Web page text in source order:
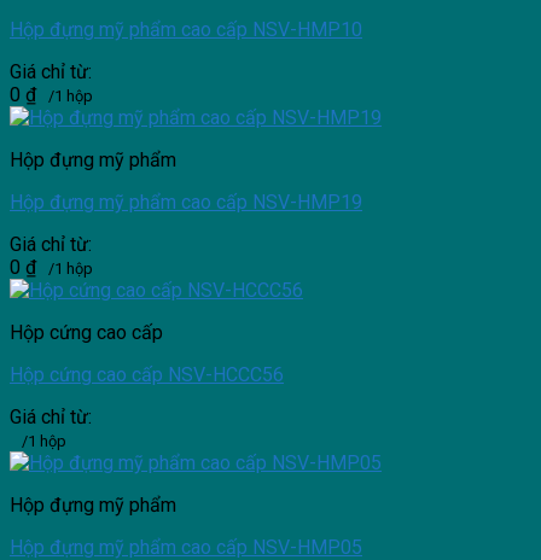
Hộp đựng mỹ phẩm cao cấp NSV-HMP10
Giá chỉ từ:
0 ₫ /1 hộp
Hộp đựng mỹ phẩm
Hộp đựng mỹ phẩm cao cấp NSV-HMP19
Giá chỉ từ:
0 ₫ /1 hộp
Hộp cứng cao cấp
Hộp cứng cao cấp NSV-HCCC56
Giá chỉ từ:
/1 hộp
Hộp đựng mỹ phẩm
Hộp đựng mỹ phẩm cao cấp NSV-HMP05